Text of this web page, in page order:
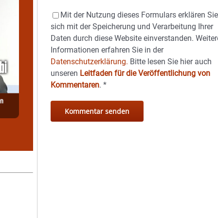
Mit der Nutzung dieses Formulars erklären Sie
sich mit der Speicherung und Verarbeitung Ihrer
Daten durch diese Website einverstanden.
Informationen erfahren Sie in der
Datenschutzerklärung. Bitte lesen Sie hier auch
unseren Leitfaden für die Veröffentlichung von
Kommentaren.*